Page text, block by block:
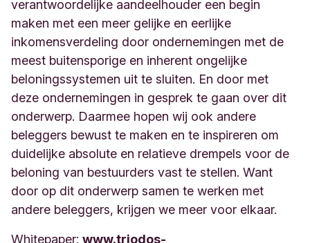
verantwoordelijke aandeelhouder een begin
maken met een meer gelijke en eerlijke
inkomensverdeling door ondernemingen met de
meest buitensporige en inherent ongelijke
beloningssystemen uit te sluiten. En door met
deze ondernemingen in gesprek te gaan over dit
onderwerp. Daarmee hopen wij ook andere
beleggers bewust te maken en te inspireren om
duidelijke absolute en relatieve drempels voor de
beloning van bestuurders vast te stellen. Want
door op dit onderwerp samen te werken met
andere beleggers, krijgen we meer voor elkaar.
Whitepaper: www.triodos-